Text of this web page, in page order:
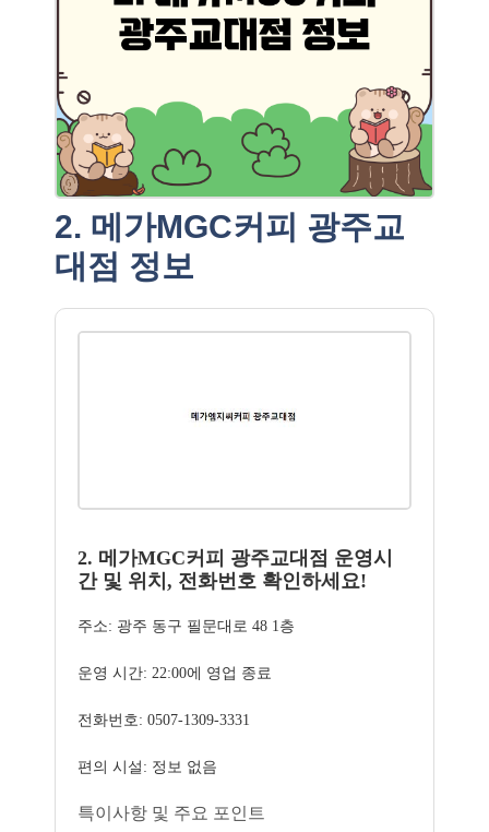
2. 메가MGC커피 광주교
대점 정보
2. 메가MGC커피 광주교대점 운영시
간 및 위치, 전화번호 확인하세요!
주소: 광주 동구 필문대로 48 1층
운영 시간: 22:00에 영업 종료
전화번호: 0507-1309-3331
편의 시설: 정보 없음
특이사항 및 주요 포인트